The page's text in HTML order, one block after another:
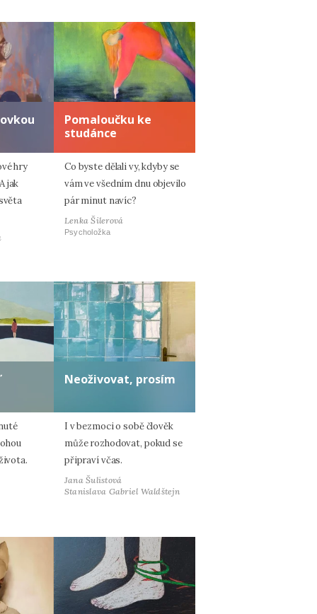
hry
jak
Pomaloučku ke
studánce
Co byste dělali vy, kdyby se
vám ve všedním dnu objevilo
pár minut navíc?
Lenka Šilerová
Psycholožka
Neoživovat, prosím
I v bezmoci o sobě člověk
může rozhodovat, pokud se
připraví včas.
Jana Šulistová
Stanislava Gabriel Waldštejn